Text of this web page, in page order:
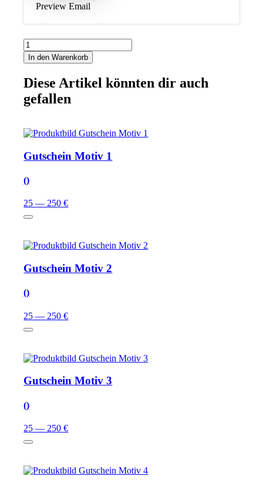
Preview Email
Gutschein
Motiv
4
In den Warenkorb
Diese Artikel könnten dir auch
gefallen
Gutschein Motiv 1
()
25 — 250 €
Gutschein Motiv 2
()
25 — 250 €
Gutschein Motiv 3
()
25 — 250 €